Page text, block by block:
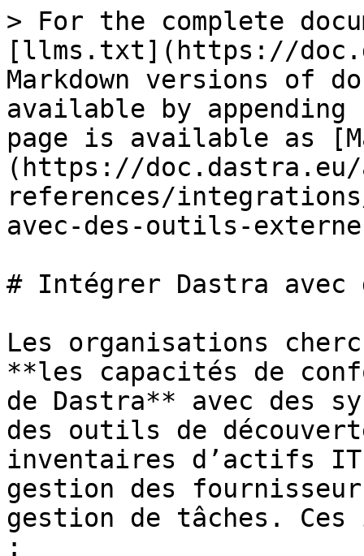
> For the complete
[llms.txt](https://
Markdown versions of
available by
page is available as
(https://
references/
avec-des-outils-
# Intégrer Dastra avec
Les organisations
**les capacités de
de Dastra** avec des
des outils de
inventaires d’actifs IT,
gestion des
gestion de tâches.
: